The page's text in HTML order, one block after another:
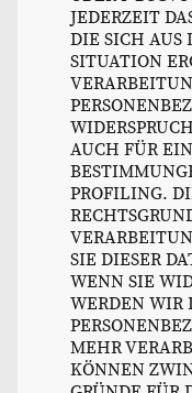
JEDERZEIT
DIE SICH AUS
SITUATION
AUCH FÜR
PROFILING.
SIE DIESER
WENN SIE
WERDEN WIR
MEHR
KÖNNEN